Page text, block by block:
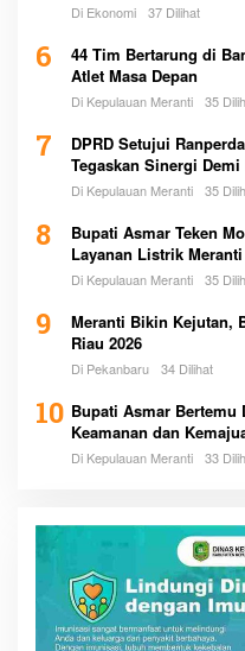
Di Ekonomi 37 Dilihat
6
44 Tim Bertarung di
Atlet Masa Depan
Di Kepulauan Meranti 35
7
DPRD Setujui
Tegaskan Sinergi
Di Kepulauan Meranti 35
8
Bupati Asmar Teken
Layanan Listrik
Masyarakat
Di Kepulauan Meranti 35
9
Meranti Bikin Kejutan,
Riau 2026
Di Pekanbaru 34 Dilihat
10 Bupati Asmar Bertemu
Keamanan dan
Di Kepulauan Meranti 33